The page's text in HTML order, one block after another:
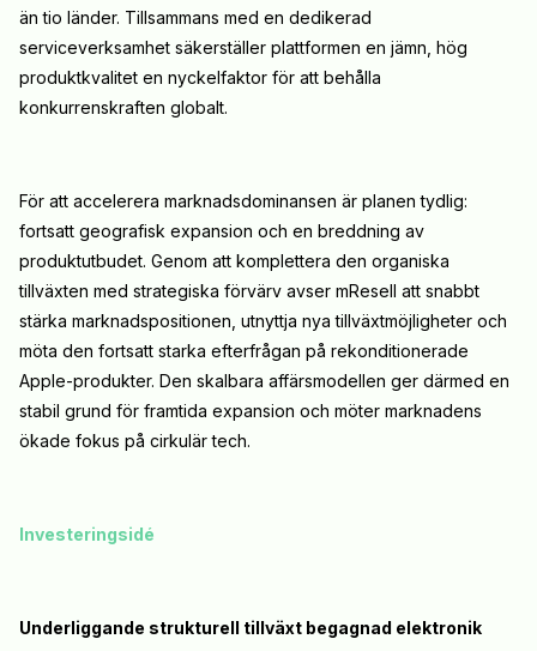
än tio länder. Tillsammans med en dedikerad
serviceverksamhet säkerställer plattformen en jämn, hög
produktkvalitet en nyckelfaktor för att behålla
konkurrenskraften globalt.
För att accelerera marknadsdominansen är planen tydlig:
fortsatt geografisk expansion och en breddning av
produktutbudet. Genom att komplettera den organiska
tillväxten med strategiska förvärv avser mResell att snabbt
stärka marknadspositionen, utnyttja nya tillväxtmöjligheter och
möta den fortsatt starka efterfrågan på rekonditionerade
Apple-produkter. Den skalbara affärsmodellen ger därmed en
stabil grund för framtida expansion och möter marknadens
ökade fokus på cirkulär tech.
Investeringsidé
Underliggande strukturell tillväxt begagnad elektronik